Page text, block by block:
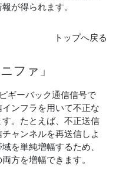
が得られます。
トップへ戻る
ファ」
ギーバック通信信号で
ンフラを用いて不正な
。たとえば、不正送信
ャンネルを再送信しよ
を単純増幅するため、
方を増幅できます。